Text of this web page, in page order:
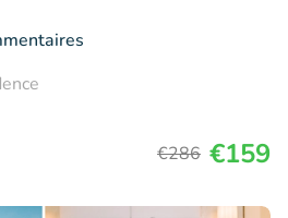
€286 €159